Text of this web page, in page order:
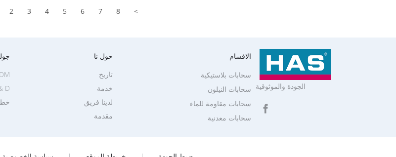
2 3 4 5 6 7 8 >
الجودة والموثوقية
الاقسام
سحابات معدنية
سحابات بلاستيكية
سحابات النيلون
سحابات مقاومة للماء
حول نا
مقدمة
تاريخ
خدمة
لدينا فريق
خط
D